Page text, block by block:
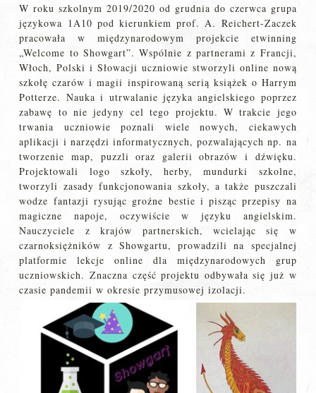
W roku szkolnym 2019/2020 od grudnia do czerwca grupa
językowa 1A10 pod kierunkiem prof. A. Reichert-Zaczek
pracowała w międzynarodowym projekcie etwinning
„Welcome to Showgart”. Wspólnie z partnerami z Francji,
Włoch, Polski i Słowacji uczniowie stworzyli online nową
szkołę czarów i magii inspirowaną serią książek o Harrym
Potterze. Nauka i utrwalanie języka angielskiego poprzez
zabawę to nie jedyny cel tego projektu. W trakcie jego
trwania uczniowie poznali wiele nowych, ciekawych
aplikacji i narzędzi informatycznych, pozwalających np. na
tworzenie map, puzzli oraz galerii obrazów i dźwięku.
Projektowali logo szkoły, herby, mundurki szkolne,
tworzyli zasady funkcjonowania szkoły, a także puszczali
wodze fantazji rysując groźne bestie i pisząc przepisy na
magiczne napoje, oczywiście w języku angielskim.
Nauczyciele z krajów partnerskich, wcielając się w
czarnoksiężników z Showgartu, prowadzili na specjalnej
platformie lekcje online dla międzynarodowych grup
uczniowskich. Znaczna część projektu odbywała się już w
czasie pandemii w okresie przymusowej izolacji.